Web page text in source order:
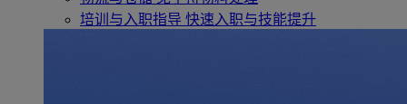
培训与入职指导 快速入职与技能提升